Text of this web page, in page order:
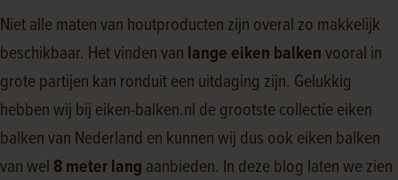
Niet alle maten van houtproducten zijn overal zo makkelijk
beschikbaar. Het vinden van lange eiken balkenvooral in
grote partijen kan ronduit een uitdaging zijn. Gelukkig
hebben wij bij eiken-balken.nl de grootste collectie eiken
balken van Nederland en kunnen wij dus ook eiken balken
van wel 8 meter lang aanbieden. In deze blog laten we zien